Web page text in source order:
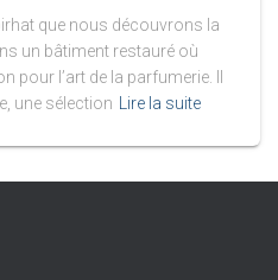
que nous découvrons la
un bâtiment restauré où
pour l’art de la parfumerie. Il
une sélection
Lire la suite